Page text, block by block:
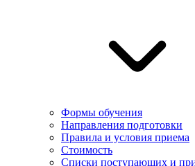
Формы обучения
Направления подготовки
Правила и условия приема
Стоимость
Списки поступающих и